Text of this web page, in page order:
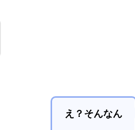
え？そんなん